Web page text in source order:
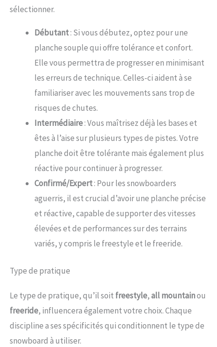
sélectionner.
Débutant: Si vous débutez, optez pour une
planche souple qui offre tolérance et confort.
Elle vous permettra de progresser en minimisant
les erreurs de technique. Celles-ci aident à se
familiariser avec les mouvements sans trop de
risques de chutes.
Intermédiaire: Vous maîtrisez déjà les bases et
êtes à l’aise sur plusieurs types de pistes. Votre
planche doit être tolérante mais également plus
réactive pour continuer à progresser.
Confirmé/Expert: Pour les snowboarders
aguerris, il est crucial d’avoir une planche précise
et réactive, capable de supporter des vitesses
élevées et de performances sur des terrains
variés, y compris le freestyle et le freeride.
Type de pratique
Le type de pratique, qu’il soit freestyle,all mountainou
freeride, influencera également votre choix. Chaque
discipline a ses spécificités qui conditionnent le type de
snowboard à utiliser.